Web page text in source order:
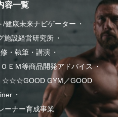
容一覧
健康未来ナビゲーター
施設経営研究所
・執筆・講演
ＥＭ等商品開発アドバイス
☆☆☆GOOD GYM／GOOD
ーナー育成事業